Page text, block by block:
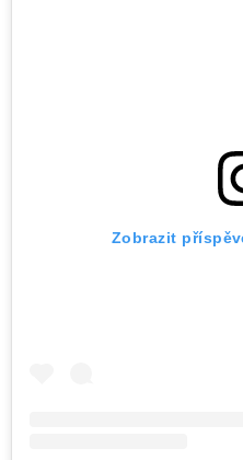
Zobrazit